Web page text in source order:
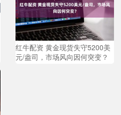
红牛配资 黄金现货失守5200美
元/盎司，市场风向因何突变？